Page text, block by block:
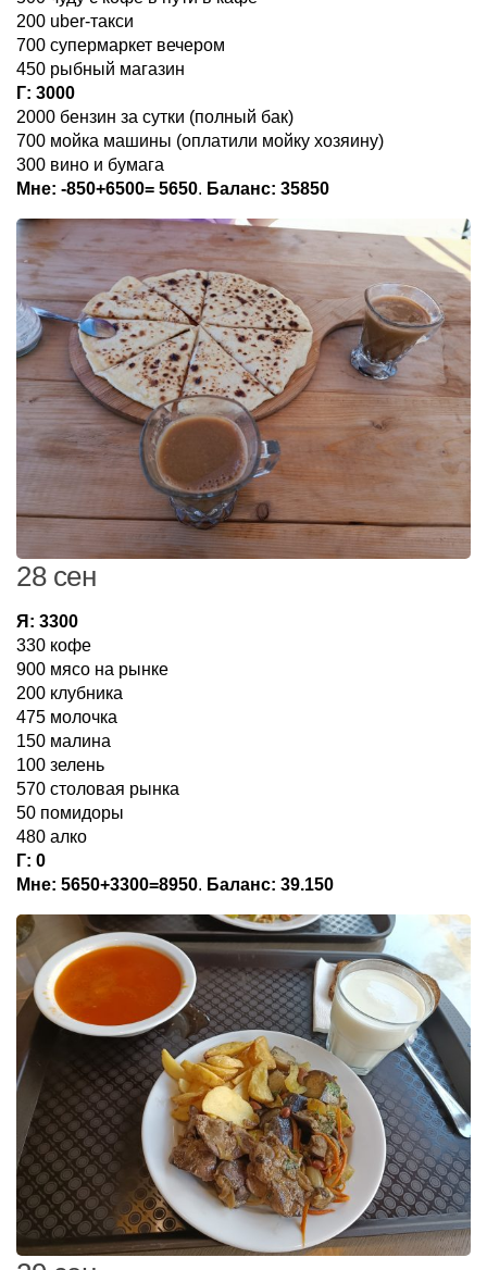
200 uber-такси
700 супермаркет вечером
450 рыбный магазин
Г: 3000
2000 бензин за сутки (полный бак)
700 мойка машины (оплатили мойку хозяину)
300 вино и бумага
Мне: -850+6500= 5650. Баланс: 35850
28 сен
Я: 3300
330 кофе
900 мясо на рынке
200 клубника
475 молочка
150 малина
100 зелень
570 столовая рынка
50 помидоры
480 алко
Г: 0
Мне: 5650+3300=8950. Баланс: 39.150